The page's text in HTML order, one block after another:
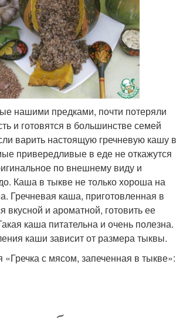
нашими предками, почти потеряли
и готовятся в большинстве семей
варить настоящую гречневую кашу в
привередливые в еде не откажутся
по внешнему виду и
Каша в тыкве не только хороша на
Гречневая каша, приготовленная в
вкусной и ароматной, готовить ее
каша питательна и очень полезна.
каши зависит от размера тыквы.
с мясом, запеченная в тыкве»: